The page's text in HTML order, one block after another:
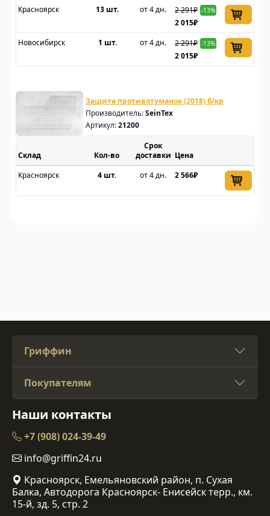
Красноярск
13 шт. от 4 дн. 2 291₽ -13%
2 015₽
Новосибирск
1 шт. от 4 дн. 2 291₽ -13%
2 015₽
Защита противотуманок (2018) б/кр
Производитель:SeinTex
Артикул:21200
Склад
Срок
доставки Цена
Красноярск
4 шт. от 4 дн. 2 566₽
Гриффин
Покупателям
Наши контакты
+7 (908) 024-39-49
info@griffin24.ru
Красноярск, Емельяновский район, п. Сухая
Балка, Автодорога Красноярск- Енисейск терр., км.
15-й, зд. 5, стр. 2